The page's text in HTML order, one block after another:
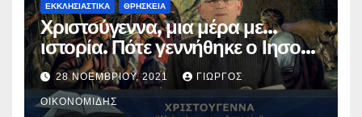
ΕΚΚΛΗΣΙΑΣΤΙΚΑ ΘΡΗΣΚΕΙΑ
Χριστούγεννα, μια μέρα με…
ιστορία. Πότε γεννήθηκε ο Ιησούς
Χριστός; (Βίντεο).
28 ΝΟΕΜΒΡΊΟΥ, 2021 ΓΙΏΡΓΟΣ
ΟΙΚΟΝΟΜΊΔΗΣ